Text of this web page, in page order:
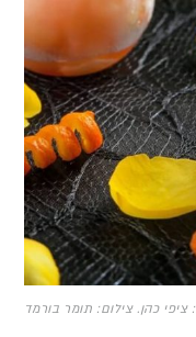
כהן. צילום: תומר בורמד